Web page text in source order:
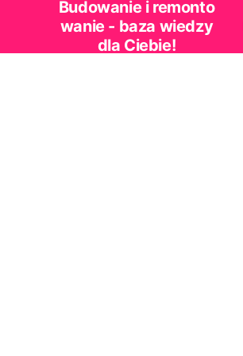
Budowanie i remonto
wanie - baza wiedzy
dla Ciebie!